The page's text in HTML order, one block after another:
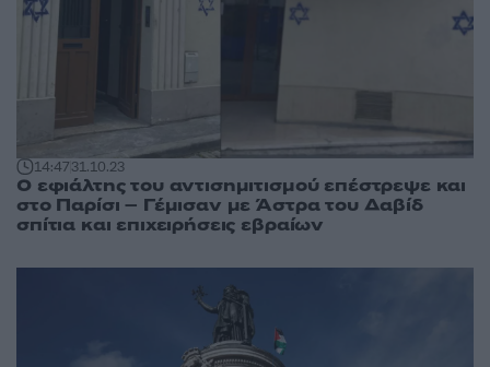
14:4731.10.23
Ο εφιάλτης του αντισημιτισμού επέστρεψε και
στο Παρίσι – Γέμισαν με Άστρα του Δαβίδ
σπίτια και επιχειρήσεις εβραίων